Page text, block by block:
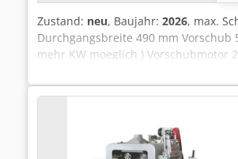
Zustand: neu, Baujahr: 2026, max.
Durchgangsbreite 490 mm Vorschub
mehr KW moeglich ) Vorschubmotor
mm Gewicht 2.800 kg
Sonderausstattungen Laser mit